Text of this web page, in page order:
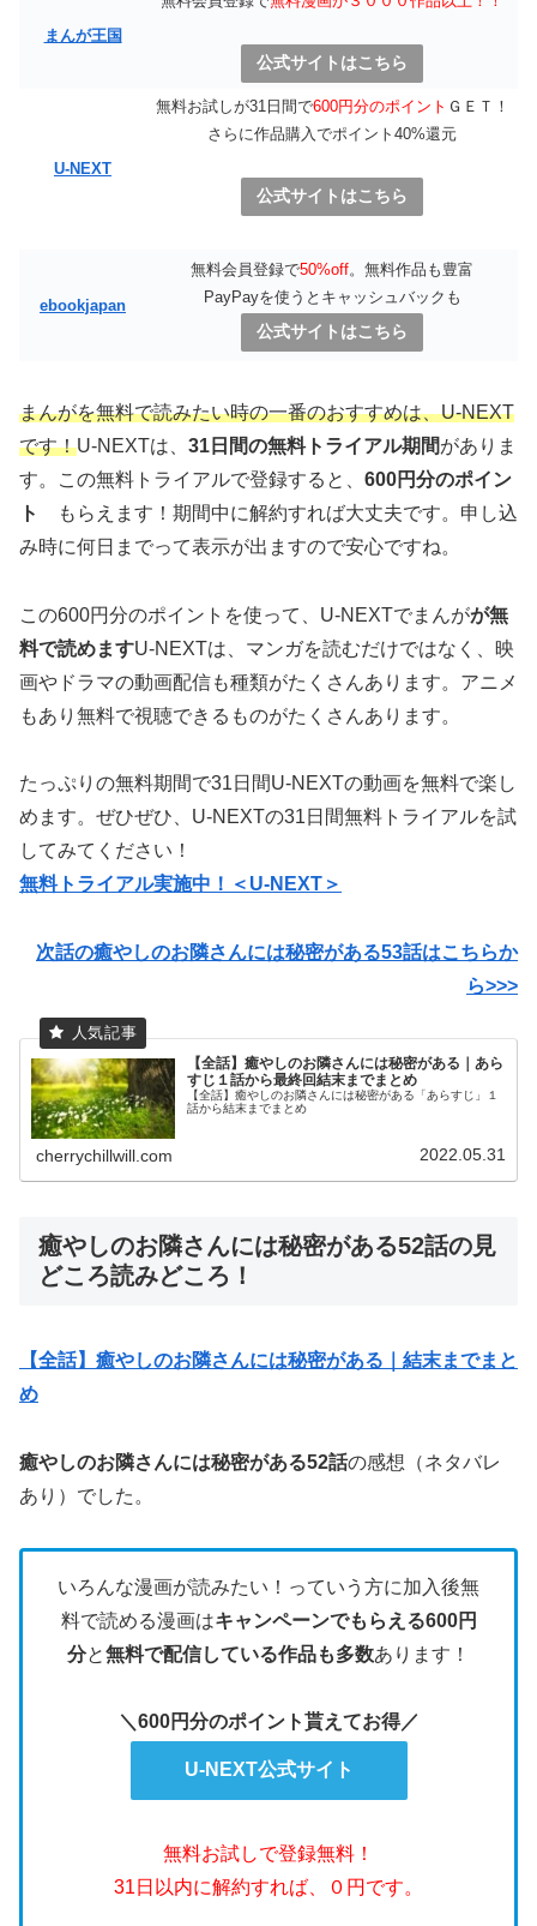
まんが王国
公式サイトはこちら
U-NEXT
無料お試しが31日間で600円分のポイント ＧＥＴ！
さらに作品購入でポイント40%還元
公式サイトはこちら
ebookjapan
無料会員登録で50%off。無料作品も豊富
PayPayを使うとキャッシュバックも
公式サイトはこちら
まんがを無料で読みたい時の一番のおすすめは、U-NEXT
です！U-NEXTは、 31日間の無料トライアル期間がありま
す。この無料トライアルで登録すると、 600円分のポイン
ト
もらえます！期間中に解約すれば大丈夫です。申し込
み時に何日までって表示が出ますので安心ですね。
この600円分のポイントを使って、U-NEXTでまんがが無
料で読めますU-NEXTは、マンガを読むだけではなく、映
画やドラマの動画配信も種類がたくさんあります。アニメ
もあり無料で視聴できるものがたくさんあります。
たっぷりの無料期間で31日間U-NEXTの動画を無料で楽し
めます。ぜひぜひ、U-NEXTの31日間無料トライアルを試
してみてください！
無料トライアル実施中！＜U-NEXT＞
次話の癒やしのお隣さんには秘密がある53話はこちらか
ら>>>
【全話】癒やしのお隣さんには秘密がある｜あら
すじ１話から最終回結末までまとめ
【全話】癒やしのお隣さんには秘密がある「あらすじ」１
話から結末までまとめ
cherrychillwill.com 2022.05.31
癒やしのお隣さんには秘密がある52話の見
どころ読みどころ！
【全話】癒やしのお隣さんには秘密がある｜結末までまと
め
癒やしのお隣さんには秘密がある52話の感想（ネタバレ
あり）でした。
いろんな漫画が読みたい！っていう方に加入後無
料で読める漫画はキャンペーンでもらえる600円
分と無料で配信している作品も多数あります！
＼600円分のポイント貰えてお得／
U-NEXT公式サイト
無料お試しで登録無料！
31日以内に解約すれば、０円です。